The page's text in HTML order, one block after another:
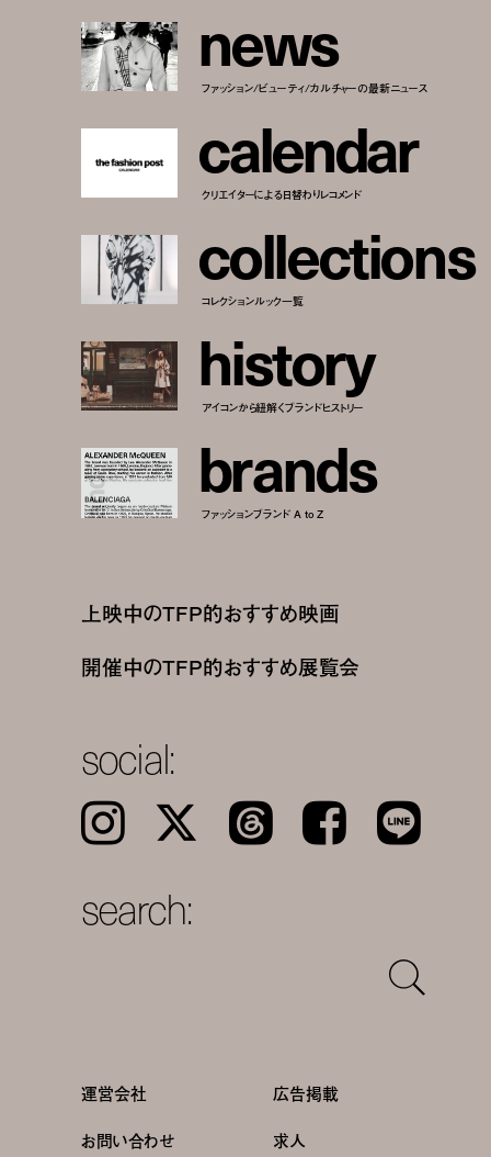
news
ファッション/ビューティ/カルチャーの最新ニュース
calendar
クリエイターによる日替わりレコメンド
collections
コレクションルック一覧
history
アイコンから紐解くブランドヒストリー
brands
ファッションブランド A to Z
上映中のTFP的おすすめ映画
開催中のTFP的おすすめ展覧会
social:
Instagram 𝕏 Threads Facebook LINE
search:
運営会社
広告掲載
お問い合わせ
求人